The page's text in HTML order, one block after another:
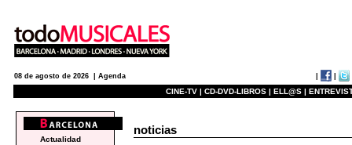
08 de agosto de 2026 | Agenda
CINE-TV | CD-DVD-LIBROS | ELL@S |
noticias
Actualidad